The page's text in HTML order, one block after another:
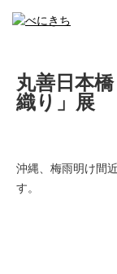
丸善日本
織り」展
沖縄、梅雨明け間
す。